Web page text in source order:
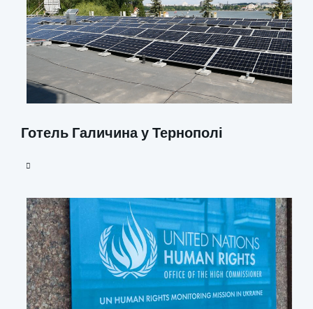
Готель Галичина у Тернополі